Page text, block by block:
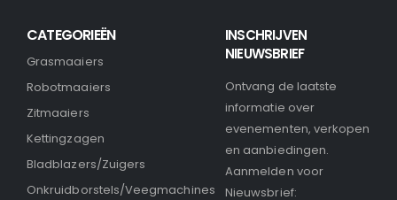
CATEGORIEËN
Grasmaaiers
Robotmaaiers
Zitmaaiers
Kettingzagen
Bladblazers/Zuigers
Onkruidborstels/Veegmachines
INSCHRIJVEN
NIEUWSBRIEF
Ontvang de laatste
informatie over
evenementen, verkopen
en aanbiedingen.
Aanmelden voor
Nieuwsbrief: